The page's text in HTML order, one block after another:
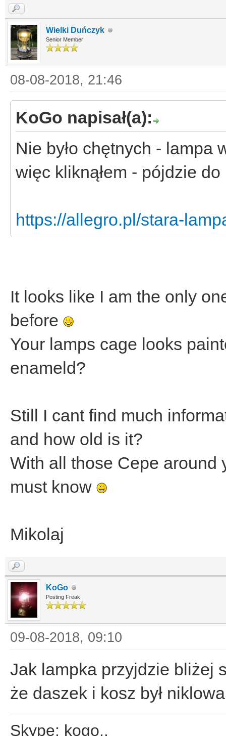
Wielki Duńczyk
Senior Member
08-08-2018, 21:46
KoGo napisał(a):
Nie było chętnych - lampa
więc kliknąłem - pójdzie
https://allegro.pl/stara-
It looks like I am the only
before
Your lamps cage looks
enameld?
Still I cant find much
and how old is it?
With all those Cepe around
must know
Mikolaj
KoGo
Posting Freak
09-08-2018, 09:10
Jak lampka przyjdzie bliżej
że daszek i kosz był
Skype: kogo..